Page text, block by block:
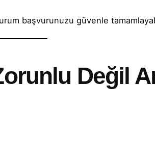
başvurunuzu güvenle
Değil